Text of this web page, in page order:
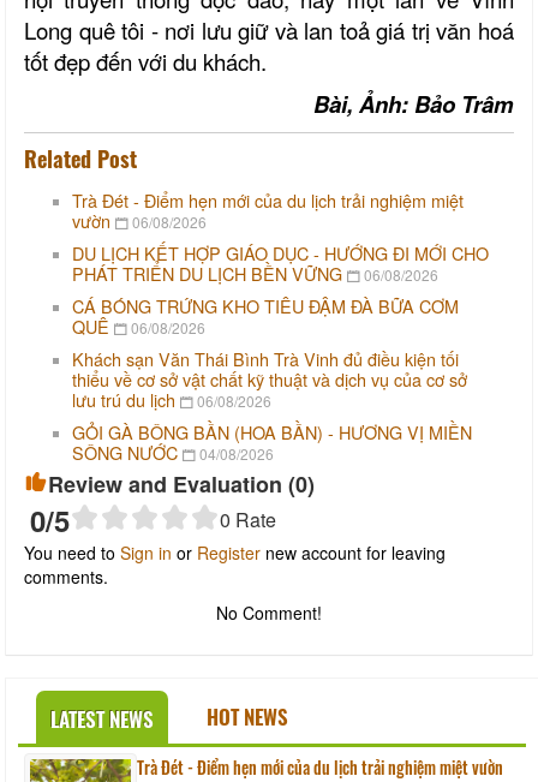
Long quê tôi - nơi lưu giữ và lan toả giá trị văn hoá
tốt đẹp đến với du khách.
Bài, Ảnh: Bảo Trâm
Related Post
Trà Đét - Điểm hẹn mới của du lịch trải nghiệm miệt
vườn
06/08/2026
DU LỊCH KẾT HỢP GIÁO DỤC - HƯỚNG ĐI MỚI CHO
PHÁT TRIỂN DU LỊCH BỀN VỮNG
06/08/2026
CÁ BÓNG TRỨNG KHO TIÊU ĐẬM ĐÀ BỮA CƠM
QUÊ
06/08/2026
Khách sạn Văn Thái Bình Trà Vinh đủ điều kiện tối
thiểu về cơ sở vật chất kỹ thuật và dịch vụ của cơ sở
lưu trú du lịch
06/08/2026
GỎI GÀ BÔNG BẦN (HOA BẦN) - HƯƠNG VỊ MIỀN
SÔNG NƯỚC
04/08/2026
Review and Evaluation (0)
0/5 0 Rate
You need to Sign in or Register new account for leaving
comments.
No Comment!
LATEST NEWS HOT NEWS
Trà Đét - Điểm hẹn mới của du lịch trải nghiệm miệt vườn